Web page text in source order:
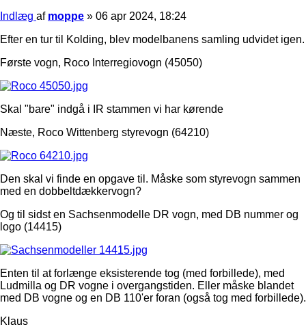
Indlæg af moppe » 06 apr 2024, 18:24
Efter en tur til Kolding, blev modelbanens samling udvidet igen.
Første vogn, Roco Interregiovogn (45050)
Skal "bare" indgå i IR stammen vi har kørende
Næste, Roco Wittenberg styrevogn (64210)
Den skal vi finde en opgave til. Måske som styrevogn sammen
med en dobbeltdækkervogn?
Og til sidst en Sachsenmodelle DR vogn, med DB nummer og
logo (14415)
Enten til at forlænge eksisterende tog (med forbillede), med
Ludmilla og DR vogne i overgangstiden. Eller måske blandet
med DB vogne og en DB 110'er foran (også tog med forbillede).
Klaus